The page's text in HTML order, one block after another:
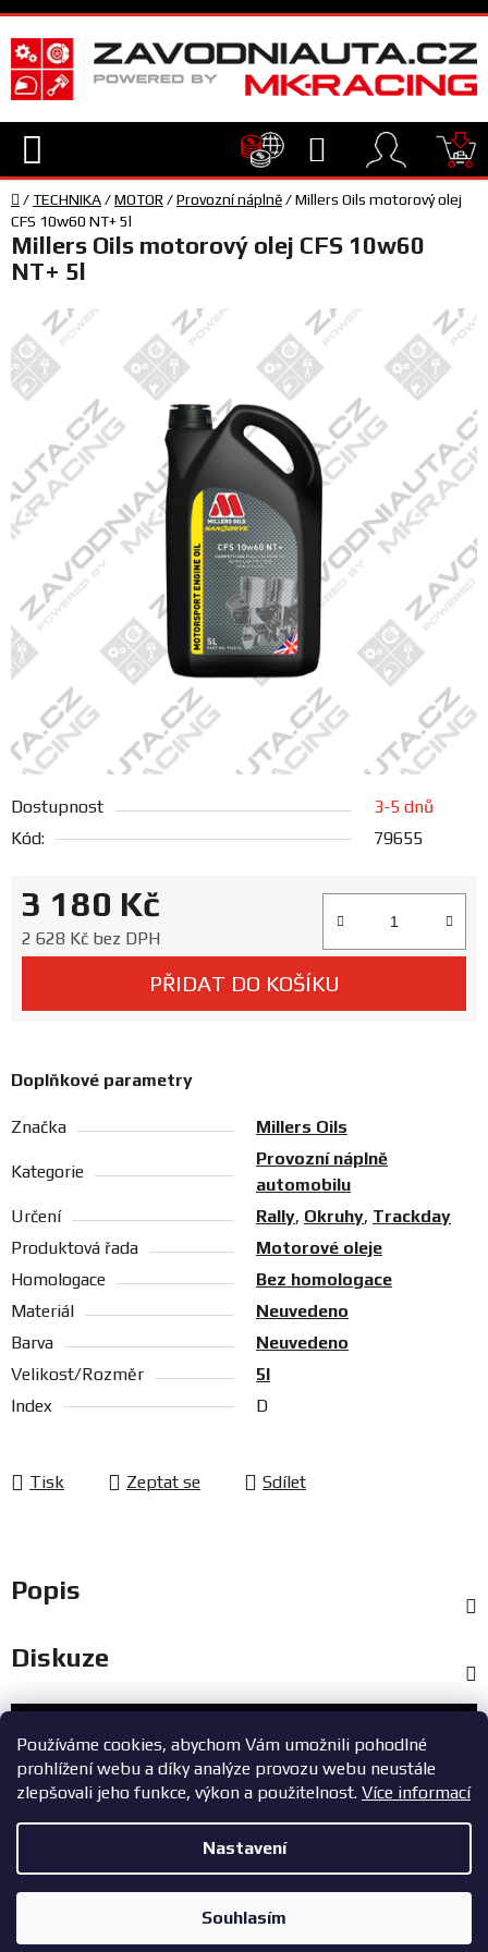
Používáme cookies, abychom Vám umožnili pohodlné
prohlížení webu a díky analýze provozu webu neustále
zlepšovali jeho funkce, výkon a použitelnost. Více informací
Nastavení
Souhlasím
Přejít
na
obsah
Hledat
TECHNIKA
VYBAVENÍ
JEZDEC
TÝM
SERVIS
FANOUŠCI
Profil
firmy
Obchodní
podmínky
Doprava
Blog
a
katalogy
Domů
/TECHNIKA/MOTOR /Provozní náplně/Millers Oils motorový olej
CFS 10w60 NT+ 5l
Dostupnost
3-5 dnů
Kód:
79655
3 180 Kč
2 628 Kč bez DPH
PŘIDAT DO KOŠÍKU
Doplňkové parametry
Značka Millers Oils
Kategorie
Provozní náplně
automobilu
Určení
Rally, Okruhy, Trackday
Produktová řada
Motorové oleje
Homologace
Bez homologace
Materiál
Neuvedeno
Barva
Neuvedeno
Velikost/Rozměr
5l
Index
D
Tisk Zeptat se Sdílet
Millers Oils motorový olej CFS 10w60
NT+ 5l
Popis
Diskuze
Zákaznický servis
+420 603 785 748
Copyright 2026ZavodniAuta.cz. Všechna práva vyhrazena.|
Zásady ochrany osobních údajů